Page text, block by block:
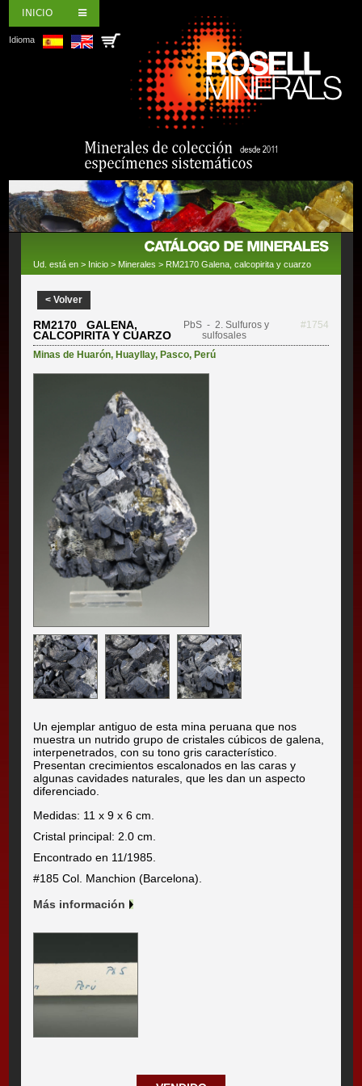
INICIO
Idioma
Ud. está en > Inicio > Minerales > RM2170 Galena, calcopirita y cuarzo
< Volver
RM2170 GALENA,
CALCOPIRITA Y CUARZO
PbS - 2. Sulfuros y
sulfosales
#1754
Minas de Huarón, Huayllay, Pasco, Perú
Un ejemplar antiguo de esta mina peruana que nos
muestra un nutrido grupo de cristales cúbicos de galena,
interpenetrados, con su tono gris característico.
Presentan crecimientos escalonados en las caras y
algunas cavidades naturales, que les dan un aspecto
diferenciado.
Medidas: 11 x 9 x 6 cm.
Cristal principal: 2.0 cm.
Encontrado en 11/1985.
#185 Col. Manchion (Barcelona).
Más información